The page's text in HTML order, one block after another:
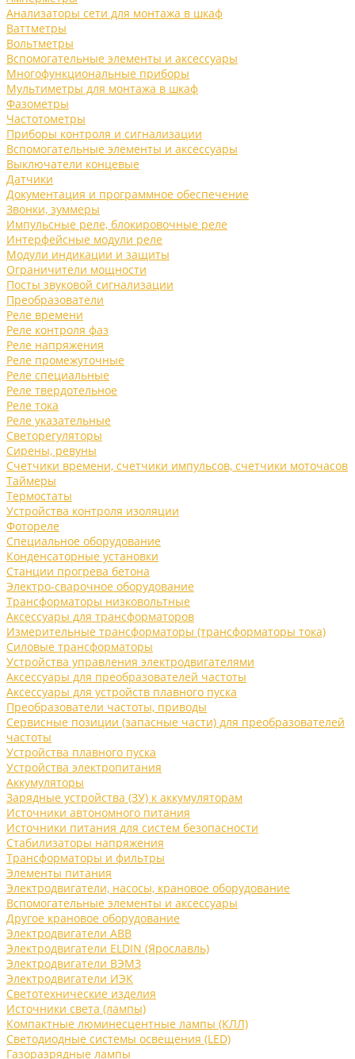
Анализаторы сети для монтажа в шкаф
Ваттметры
Вольтметры
Вспомогательные элементы и аксессуары
Многофункциональные приборы
Мультиметры для монтажа в шкаф
Фазометры
Частотометры
Приборы контроля и сигнализации
Вспомогательные элементы и аксессуары
Выключатели концевые
Датчики
Документация и программное обеспечение
Звонки, зуммеры
Импульсные реле, блокировочные реле
Интерфейсные модули реле
Модули индикации и защиты
Ограничители мощности
Посты звуковой сигнализации
Преобразователи
Реле времени
Реле контроля фаз
Реле напряжения
Реле промежуточные
Реле специальные
Реле твердотельное
Реле тока
Реле указательные
Светорегуляторы
Сирены, ревуны
Счетчики времени, счетчики импульсов, счетчики моточасов
Таймеры
Термостаты
Устройства контроля изоляции
Фотореле
Специальное оборудование
Конденсаторные установки
Станции прогрева бетона
Электро-сварочное оборудование
Трансформаторы низковольтные
Аксессуары для трансформаторов
Измерительные трансформаторы (трансформаторы тока)
Силовые трансформаторы
Устройства управления электродвигателями
Аксессуары для преобразователей частоты
Аксессуары для устройств плавного пуска
Преобразователи частоты, приводы
Сервисные позиции (запасные части) для преобразователей
частоты
Устройства плавного пуска
Устройства электропитания
Аккумуляторы
Зарядные устройства (ЗУ) к аккумуляторам
Источники автономного питания
Источники питания для систем безопасности
Стабилизаторы напряжения
Трансформаторы и фильтры
Элементы питания
Электродвигатели, насосы, крановое оборудование
Вспомогательные элементы и аксессуары
Другое крановое оборудование
Электродвигатели ABB
Электродвигатели ELDIN (Ярославль)
Электродвигатели ВЭМЗ
Электродвигатели ИЭК
Светотехнические изделия
Источники света (лампы)
Компактные люминесцентные лампы (КЛЛ)
Светодиодные системы освещения (LED)
Газоразрядные лампы